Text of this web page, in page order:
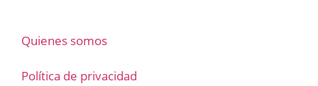
Quienes somos
Política de privacidad